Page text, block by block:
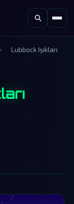
Lubbock Işıkları